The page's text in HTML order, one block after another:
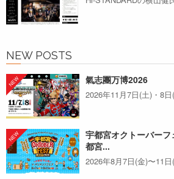
NEW POSTS
氣志團万博2026
2026年11月7日(土)・8
宇都宮オクトーバー
都宮...
2026年8月7日(金)〜11